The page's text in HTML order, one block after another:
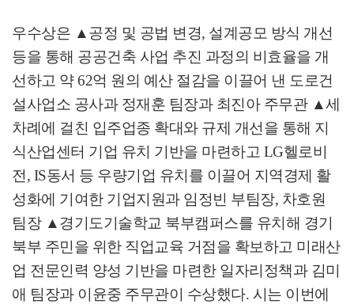
우수상은 ▲공정 및 공법 변경, 설계공모 방식 개선
등을 통해 공공건축 사업 추진 과정의 비효율을 개
선하고 약62억 원의 예산 절감을 이끌어 낸 도로건
설사업소 공사과 정재훈 팀장과 최진아 주무관 ▲세
차례에 걸친 입주업종 확대와 규제 개선을 통해 지
식산업센터 기업 유치 기반을 마련하고 LG헬로비
전, IS동서 등 우량기업 유치를 이끌어 지역경제 활
성화에 기여한 기업지원과 임정빈 부팀장, 차호원
팀장 ▲경기도기술학교 북부캠퍼스를 유치해 경기
북부 주민을 위한 직업교육 거점을 확보하고 미래산
업 전문인력 양성 기반을 마련한 일자리정책과 김미
애 팀장과 이윤중 주무관이 수상했다. 시는 이번에